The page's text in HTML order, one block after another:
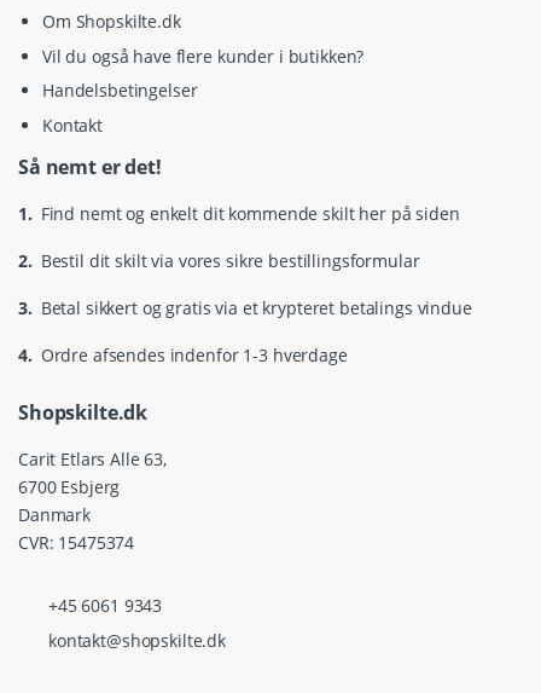
Om Shopskilte.dk
Vil du også have flere kunder i butikken?
Handelsbetingelser
Kontakt
Så nemt er det!
1. Find nemt og enkelt dit kommende skilt her på siden
2. Bestil dit skilt via vores sikre bestillingsformular
3. Betal sikkert og gratis via et krypteret betalings vindue
4. Ordre afsendes indenfor 1-3 hverdage
Shopskilte.dk
Carit Etlars Alle 63,
6700 Esbjerg
Danmark
CVR: 15475374
+45 6061 9343
kontakt@shopskilte.dk